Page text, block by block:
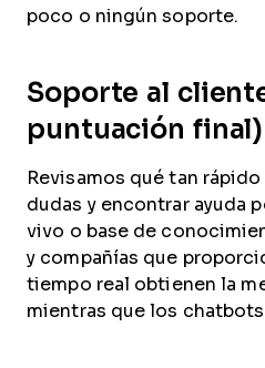
poco o ningún soporte.
Soporte al
puntuación final)
Revisamos qué tan
dudas y encontrar ayuda
vivo o base de
y compañías que
tiempo real obtienen la
mientras que los